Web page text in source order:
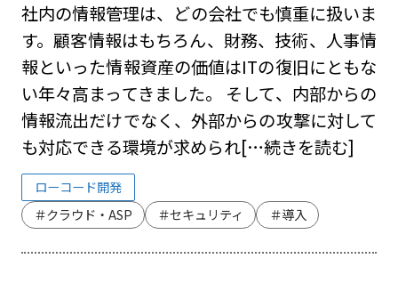
社内の情報管理は、どの会社でも慎重に扱いま
す。顧客情報はもちろん、財務、技術、人事情
報といった情報資産の価値はITの復旧にともな
い年々高まってきました。 そして、内部からの
情報流出だけでなく、外部からの攻撃に対して
も対応できる環境が求められ[…続きを読む]
ローコード開発
＃クラウド・ASP
＃セキュリティ ＃導入